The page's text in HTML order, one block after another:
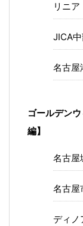
リニ
JICA
名古屋
ゴールデン
編】
名古屋
名古屋
ディノ